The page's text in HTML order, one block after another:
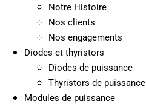
Notre Histoire
Nos clients
Nos engagements
Diodes et thyristors
Diodes de puissance
Thyristors de puissance
Modules de puissance